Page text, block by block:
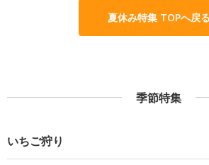
夏休み特集 TOPへ戻る
季節特集
いちご狩り